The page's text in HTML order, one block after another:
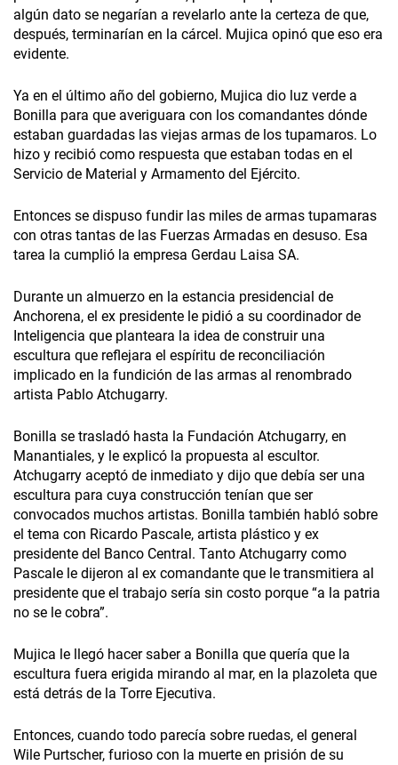
algún dato se negarían a revelarlo ante la certeza de que,
después, terminarían en la cárcel. Mujica opinó que eso era
evidente.
Ya en el último año del gobierno, Mujica dio luz verde a
Bonilla para que averiguara con los comandantes dónde
estaban guardadas las viejas armas de los tupamaros. Lo
hizo y recibió como respuesta que estaban todas en el
Servicio de Material y Armamento del Ejército.
Entonces se dispuso fundir las miles de armas tupamaras
con otras tantas de las Fuerzas Armadas en desuso. Esa
tarea la cumplió la empresa Gerdau Laisa SA.
Durante un almuerzo en la estancia presidencial de
Anchorena, el ex presidente le pidió a su coordinador de
Inteligencia que planteara la idea de construir una
escultura que reflejara el espíritu de reconciliación
implicado en la fundición de las armas al renombrado
artista Pablo Atchugarry.
Bonilla se trasladó hasta la Fundación Atchugarry, en
Manantiales, y le explicó la propuesta al escultor.
Atchugarry aceptó de inmediato y dijo que debía ser una
escultura para cuya construcción tenían que ser
convocados muchos artistas. Bonilla también habló sobre
el tema con Ricardo Pascale, artista plástico y ex
presidente del Banco Central. Tanto Atchugarry como
Pascale le dijeron al ex comandante que le transmitiera al
presidente que el trabajo sería sin costo porque “a la patria
no se le cobra”.
Mujica le llegó hacer saber a Bonilla que quería que la
escultura fuera erigida mirando al mar, en la plazoleta que
está detrás de la Torre Ejecutiva.
Entonces, cuando todo parecía sobre ruedas, el general
Wile Purtscher, furioso con la muerte en prisión de su